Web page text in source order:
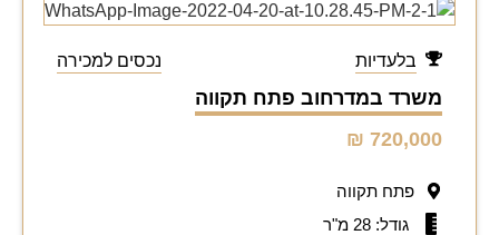
בלעדיות נכסים למכירה
משרד במדרחוב פתח תקווה
720,000 ₪
פתח תקווה
גודל: 28 מ"ר